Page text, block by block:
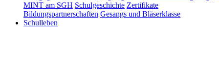
MINT am SGH Schulgeschichte Zertifikate
Bildungspartnerschaften Gesangs und Bläserklasse
Schulleben